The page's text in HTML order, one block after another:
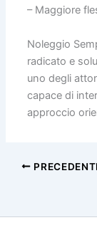
– Maggiore
Noleggio
radicato e
uno degli
capace di
approccio